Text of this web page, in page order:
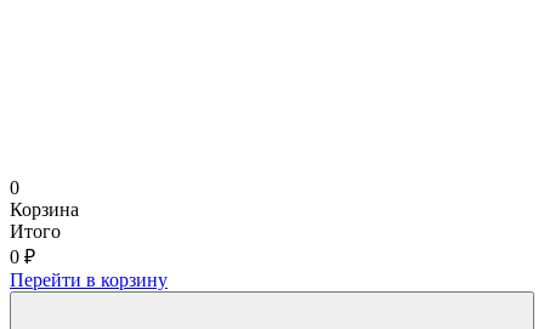
0
Корзина
Итого
0 ₽
Перейти в корзину